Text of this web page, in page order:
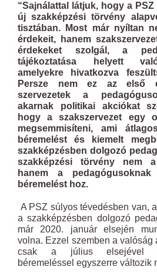
“Sajnálattal látjuk, hogy a
új szakképzési törvény
tisztában. Most már nyíltan
érdekeit, hanem
érdekeket szolgál, a
tájékoztatása helyett
amelyekre hivatkozva
Persze nem ez az első
szervezetek a
akarnak politikai akciókat
hogy a szakszervezet egy
megsemmisíteni, ami
béremelést és kiemelt
szakképzésben dolgozó
szakképzési törvény nem a
hanem a
béremelést hoz.
A PSZ súlyos tévedésben van,
a szakképzésben dolgozó
már 2020. január elsején
volna. Ezzel szemben a valóság
csak a július elsejével
béremeléssel egyszerre változik